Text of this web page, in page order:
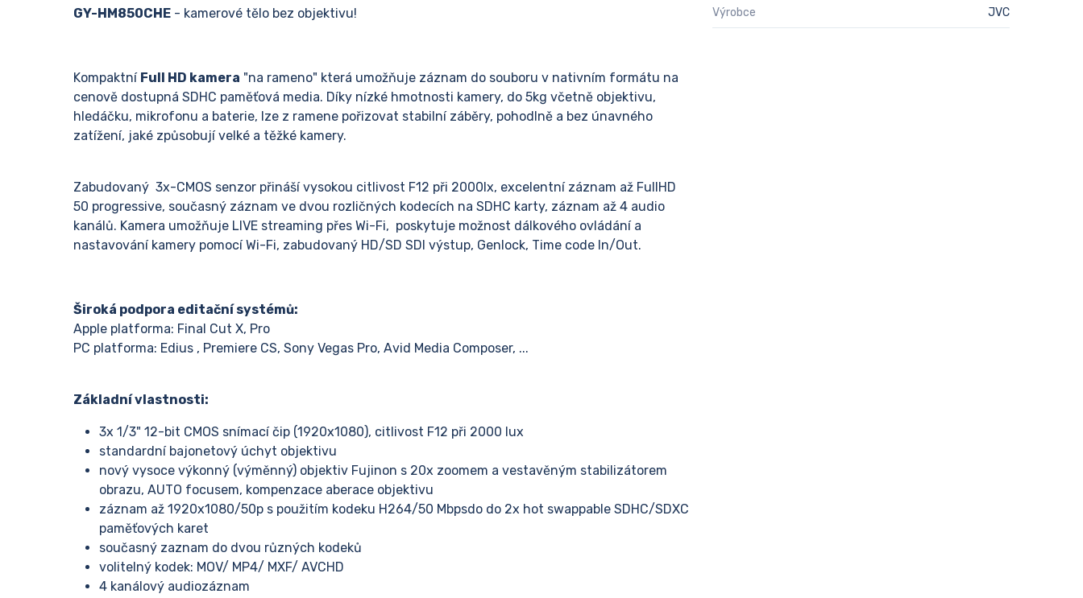
GY-HM850CHE - kamerové tělo bez objektivu!
Kompaktní Full HD kamera "na rameno" která umožňuje záznam do souboru v nativním formátu na
cenově dostupná SDHC paměťová media. Díky nízké hmotnosti kamery, do 5kg včetně objektivu,
hledáčku, mikrofonu a baterie, lze z ramene pořizovat stabilní záběry, pohodlně a bez únavného
zatížení, jaké způsobují velké a těžké kamery.
Zabudovaný 3x-CMOS senzor přináší vysokou citlivost F12 při 2000lx, excelentní záznam až FullHD
50 progressive, současný záznam ve dvou rozličných kodecích na SDHC karty, záznam až 4 audio
kanálů. Kamera umožňuje LIVE streaming přes Wi-Fi, poskytuje možnost dálkového ovládání a
nastavování kamery pomocí Wi-Fi, zabudovaný HD/SD SDI výstup, Genlock, Time code In/Out.
Široká podpora editační systémů:
Apple platforma: Final Cut X, Pro
PC platforma: Edius , Premiere CS, Sony Vegas Pro, Avid Media Composer, ...
Základní vlastnosti:
3x 1/3" 12-bit CMOS snímací čip (1920x1080), citlivost F12 při 2000 lux
standardní bajonetový úchyt objektivu
nový vysoce výkonný (výměnný) objektiv Fujinon s 20x zoomem a vestavěným stabilizátorem
obrazu, AUTO focusem, kompenzace aberace objektivu
záznam až 1920x1080/50p s použitím kodeku H264/50 Mbpsdo do 2x hot swappable SDHC/SDXC
paměťových karet
současný zaznam do dvou různých kodeků
volitelný kodek: MOV/ MP4/ MXF/ AVCHD
4 kanálový audiozáznam
Výrobce JVC